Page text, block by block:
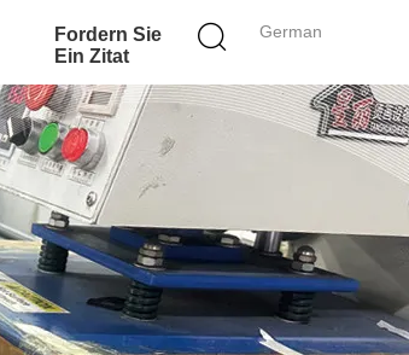
German
Fordern Sie
Ein Zitat